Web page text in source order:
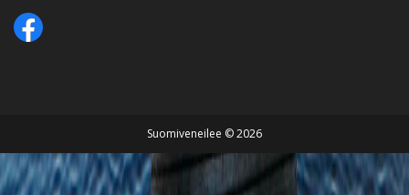
Suomiveneilee © 2026